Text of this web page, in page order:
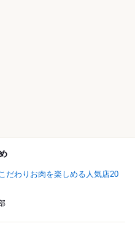
だわりお肉を楽しめる人気店20